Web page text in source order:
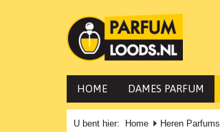
HOME DAMES PARFUM
U bent hier: Home Heren Parfums